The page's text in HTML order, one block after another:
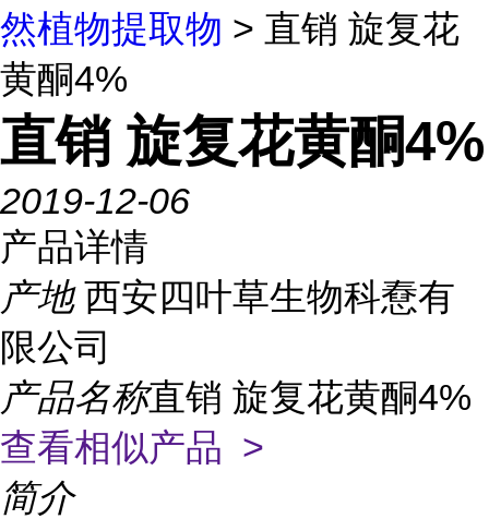
然植物提取物 > 直销 旋复花
黄酮4%
直销 旋复花黄酮4%
2019-12-06
产品详情
产地 西安四叶草生物科憃有
限公司
产品名称直销 旋复花黄酮4%
查看相似产品 >
简介